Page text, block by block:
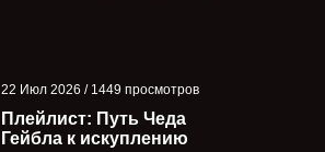
22 Июл 2026 / 1449 просмотров
Плейлист: Путь Чеда
Гейбла к искуплению